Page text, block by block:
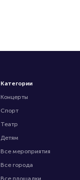
Категории
Концерты
Спорт
Театр
Детям
Все мероприятия
Все города
Все площадки